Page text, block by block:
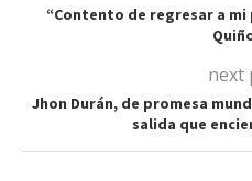
“Contento de regresar a mi
next
Jhon Durán, de promesa
salida que